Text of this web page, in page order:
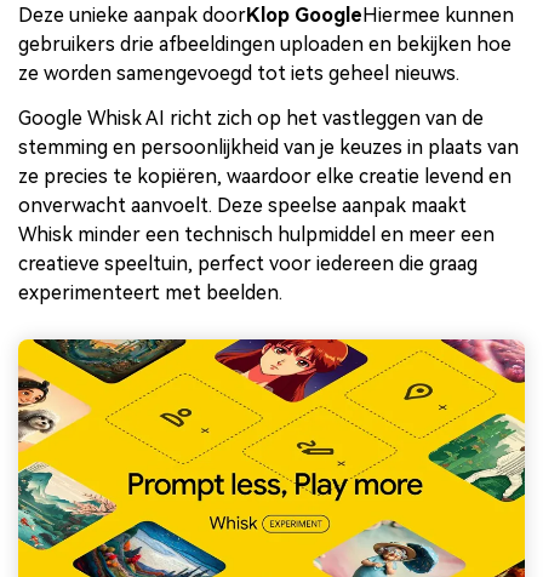
Deze unieke aanpak doorKlop Google Hiermee kunnen
gebruikers drie afbeeldingen uploaden en bekijken hoe
ze worden samengevoegd tot iets geheel nieuws.
Google Whisk AI richt zich op het vastleggen van de
stemming en persoonlijkheid van je keuzes in plaats van
ze precies te kopiëren, waardoor elke creatie levend en
onverwacht aanvoelt. Deze speelse aanpak maakt
Whisk minder een technisch hulpmiddel en meer een
creatieve speeltuin, perfect voor iedereen die graag
experimenteert met beelden.